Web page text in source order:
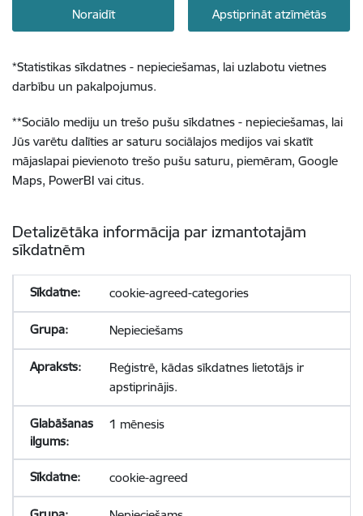
Noraidīt Apstiprināt atzīmētās
*Statistikas sīkdatnes - nepieciešamas, lai uzlabotu vietnes
darbību un pakalpojumus.
**Sociālo mediju un trešo pušu sīkdatnes - nepieciešamas, lai
Jūs varētu dalīties ar saturu sociālajos medijos vai skatīt
mājaslapai pievienoto trešo pušu saturu, piemēram, Google
Maps, PowerBI vai citus.
Detalizētāka informācija par izmantotajām
sīkdatnēm
cookie-agreed-categories
Nepieciešams
Reģistrē, kādas sīkdatnes lietotājs ir
apstiprinājis.
1 mēnesis
cookie-agreed